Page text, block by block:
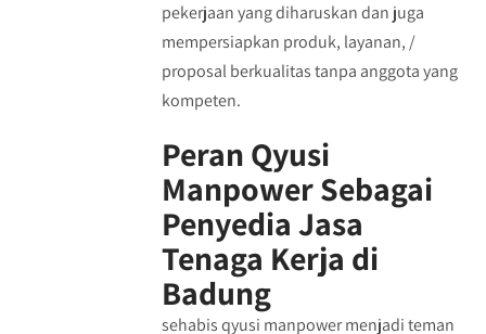
pekerjaan yang diharuskan dan juga
mempersiapkan produk, layanan, /
proposal berkualitas tanpa anggota yang
kompeten.
Peran Qyusi
Manpower Sebagai
Penyedia Jasa
Tenaga Kerja di
Badung
sehabis qyusi manpower menjadi teman